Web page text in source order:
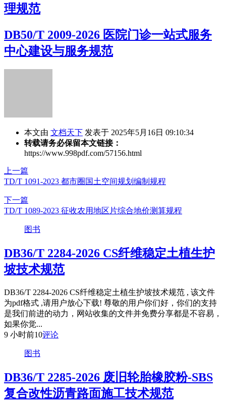
理规范
DB50/T 2009-2026 医院门诊一站式服务
中心建设与服务规范
本文由 文档天下 发表于 2025年5月16日 09:10:34
转载请务必保留本文链接：
https://www.998pdf.com/57156.html
上一篇
TD/T 1091-2023 都市圈国土空间规划编制规程
下一篇
TD/T 1089-2023 征收农用地区片综合地价测算规程
图书
DB36/T 2284-2026 CS纤维稳定土植生护
坡技术规范
DB36/T 2284-2026 CS纤维稳定土植生护坡技术规范 , 该文件
为pdf格式 ,请用户放心下载! 尊敬的用户你们好，你们的支持
是我们前进的动力，网站收集的文件并免费分享都是不容易，
如果你觉...
9 小时前10评论
图书
DB36/T 2285-2026 废旧轮胎橡胶粉-SBS
复合改性沥青路面施工技术规范